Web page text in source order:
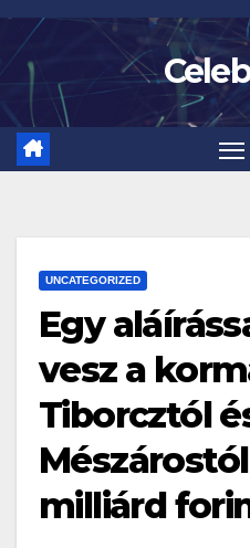
Skip
content
UNCATEGORIZED
Egy
vesz a
Tiborcztól
milliárd